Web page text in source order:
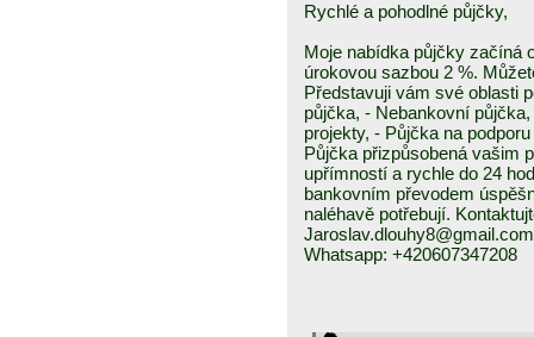
Rychlé a pohodlné půjčky,
Moje nabídka půjčky začíná
úrokovou sazbou 2 %.
Představuji vám své oblasti
půjčka, - Nebankovní
projekty, - Půjčka na
Půjčka přizpůsobená vašim
upřímností a rychle do 24
bankovním převodem
naléhavě potřebují.
Jaroslav.dlouhy8@gmail.com
Whatsapp: +420607347208